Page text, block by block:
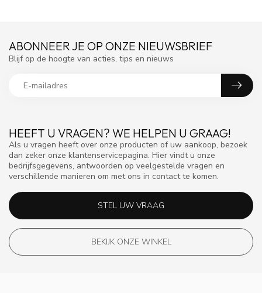
HEEFT U VRAGEN? WE HELPEN U GRAAG!
Als u vragen heeft over onze producten of uw aankoop, bezoek
dan zeker onze klantenservicepagina. Hier vindt u onze
bedrijfsgegevens, antwoorden op veelgestelde vragen en
verschillende manieren om met ons in contact te komen.
STEL UW VRAAG
BEKIJK ONZE WINKEL
ABONNEER JE OP ONZE NIEUWSBRIEF
Blijf op de hoogte van acties, tips en nieuws